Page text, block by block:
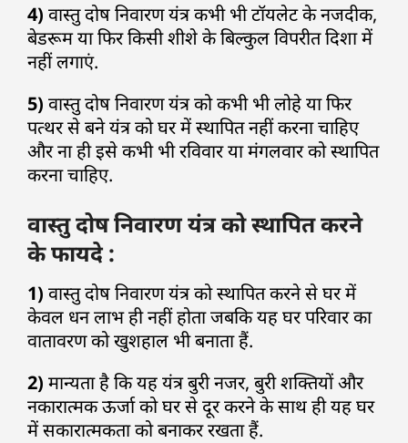
4) वास्तु दोष निवारण यंत्र कभी भी टॉयलेट के नजदीक,
बेडरूम या फिर किसी शीशे के बिल्कुल विपरीत दिशा में
नहीं लगाएं.
5) वास्तु दोष निवारण यंत्र को कभी भी लोहे या फिर
पत्थर से बने यंत्र को घर में स्थापित नहीं करना चाहिए
और ना ही इसे कभी भी रविवार या मंगलवार को स्थापित
करना चाहिए.
वास्तु दोष निवारण यंत्र को स्थापित करने
के फायदे :
1) वास्तु दोष निवारण यंत्र को स्थापित करने से घर में
केवल धन लाभ ही नहीं होता जबकि यह घर परिवार का
वातावरण को खुशहाल भी बनाता हैं.
2) मान्यता है कि यह यंत्र बुरी नजर, बुरी शक्तियों और
नकारात्मक ऊर्जा को घर से दूर करने के साथ ही यह घर
में सकारात्मकता को बनाकर रखता हैं.